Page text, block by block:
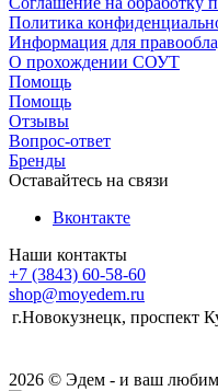
Политика
Информация для
О прохождении СОУТ
Помощь
Помощь
Отзывы
Вопрос-ответ
Бренды
Оставайтесь на связи
Вконтакте
Наши контакты
+7 (3843) 60-58-60
shop@moyedem.ru
г.Новокузнецк, проспект
2026 © Эдем - и ваш